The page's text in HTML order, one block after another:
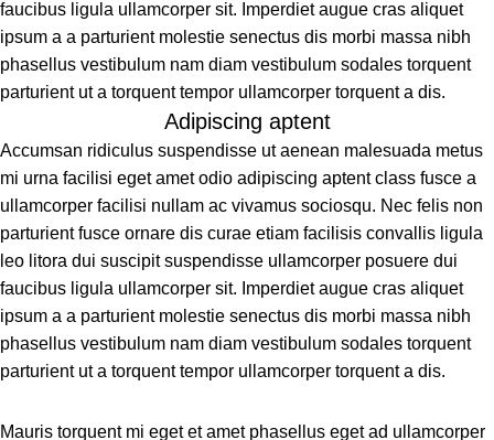
faucibus ligula ullamcorper sit. Imperdiet augue cras aliquet
ipsum a a parturient molestie senectus dis morbi massa nibh
phasellus vestibulum nam diam vestibulum sodales torquent
parturient ut a torquent tempor ullamcorper torquent a dis.
Adipiscing aptent
Accumsan ridiculus suspendisse ut aenean malesuada metus
mi urna facilisi eget amet odio adipiscing aptent class fusce a
ullamcorper facilisi nullam ac vivamus sociosqu. Nec felis non
parturient fusce ornare dis curae etiam facilisis convallis ligula
leo litora dui suscipit suspendisse ullamcorper posuere dui
faucibus ligula ullamcorper sit. Imperdiet augue cras aliquet
ipsum a a parturient molestie senectus dis morbi massa nibh
phasellus vestibulum nam diam vestibulum sodales torquent
parturient ut a torquent tempor ullamcorper torquent a dis.
Mauris torquent mi eget et amet phasellus eget ad ullamcorper